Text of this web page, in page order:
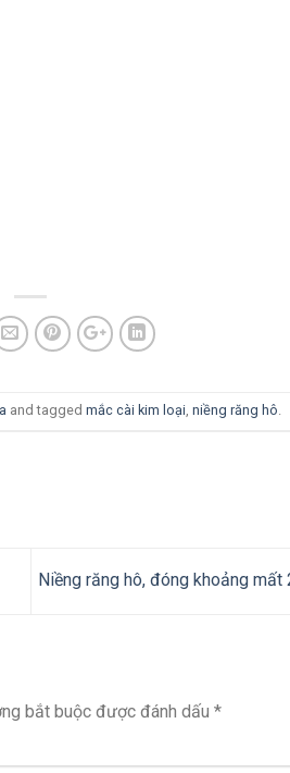
and tagged mắc cài kim loại, niềng răng hô.
Niềng răng hô, đóng khoảng
bắt buộc được đánh dấu *